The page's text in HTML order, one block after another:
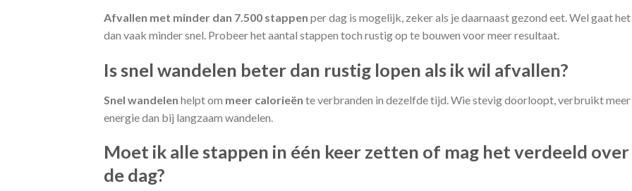
Afvallen met minder dan 7.500 stappen per dag is mogelijk, zeker als je daarnaast gezond eet. Wel gaat het
dan vaak minder snel. Probeer het aantal stappen toch rustig op te bouwen voor meer resultaat.
Is snel wandelen beter dan rustig lopen als ik wil afvallen?
Snel wandelen helpt om meer calorieën te verbranden in dezelfde tijd. Wie stevig doorloopt, verbruikt meer
energie dan bij langzaam wandelen.
Moet ik alle stappen in één keer zetten of mag het verdeeld over
de dag?